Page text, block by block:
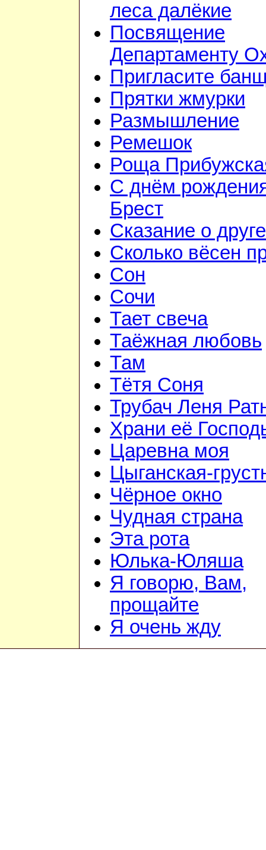
леса далёкие
Посвящение
Департаменту
Пригласите
Прятки жмурки
Размышление
Ремешок
Роща
С днём
Брест
Сказание о друге
Сколько вёсен
Сон
Сочи
Тает свеча
Таёжная любовь
Там
Тётя Соня
Трубач Леня
Храни её
Царевна моя
Цыганская-
Чёрное окно
Чудная страна
Эта рота
Юлька-Юляша
Я говорю, Вам,
прощайте
Я очень жду